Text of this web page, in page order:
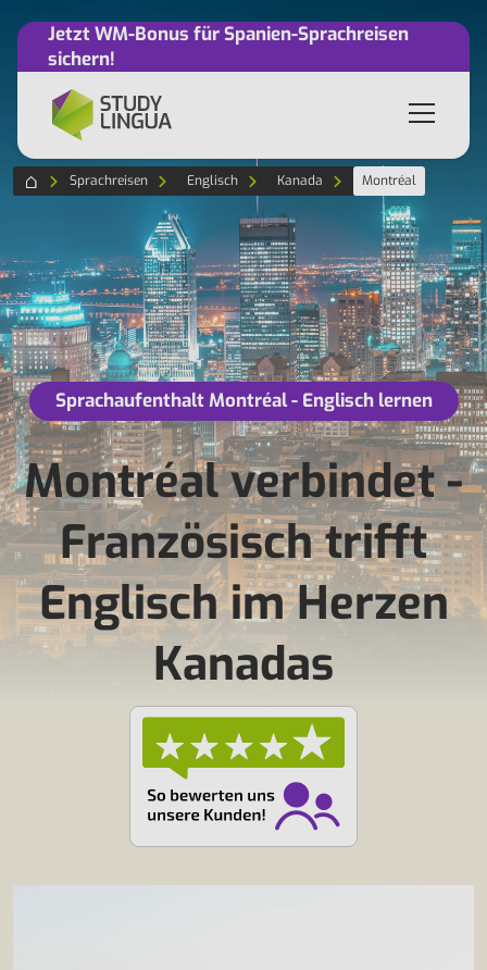
Jetzt WM-Bonus für Spanien-Sprachreisen
sichern!
Sprachreisen Englisch Kanada Montréal
Sprachaufenthalt Montréal - Englisch lernen
Montréal verbindet -
Französisch trifft
Englisch im Herzen
Kanadas